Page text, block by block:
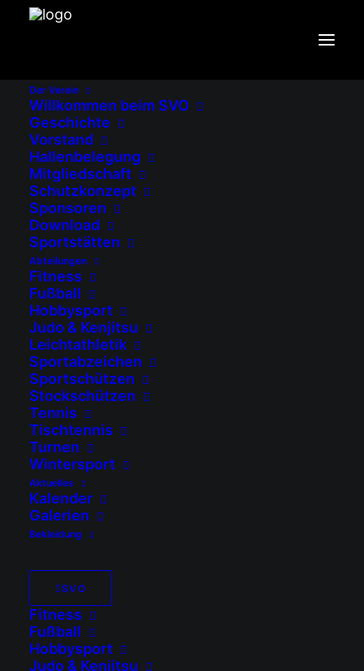
Der Verein
Willkommen beim SVO
Geschichte
Vorstand
Hallenbelegung
Mitgliedschaft
Schutzkonzept
Sponsoren
Download
Sportstätten
Abteilungen
Fitness
Fußball
Hobbysport
Judo & Kenjitsu
Leichtathletik
Sportabzeichen
Sportschützen
Stockschützen
Tennis
Tischtennis
Turnen
Wintersport
Aktuelles
Kalender
Galerien
Bekleidung
SVO
Fitness
Fußball
Hobbysport
Judo & Kenjitsu
Startseite
Beiträge in der Kategorie "Partner"